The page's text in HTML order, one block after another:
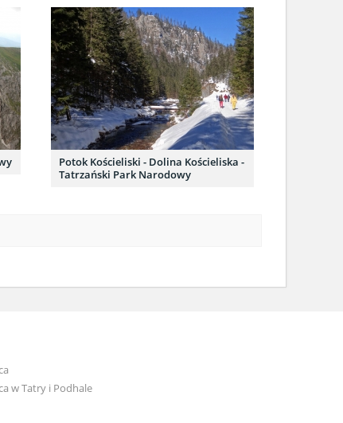
Potok Kościeliski - Dolina Kościeliska -
Tatrzański Park Narodowy
w Tatry i Podhale